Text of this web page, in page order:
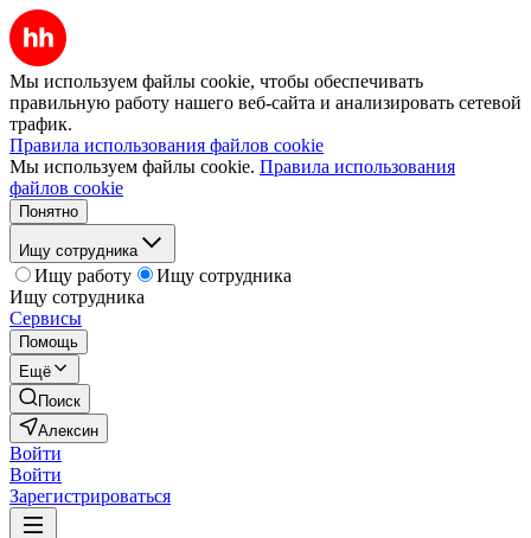
Мы используем файлы cookie, чтобы обеспечивать
правильную работу нашего веб-сайта и анализировать сетевой
трафик.
Правила использования файлов cookie
Мы используем файлы cookie. Правила использования
файлов cookie
Понятно
Ищу сотрудника
Ищу работу
Ищу сотрудника
Ищу сотрудника
Сервисы
Помощь
Ещё
Поиск
Алексин
Войти
Войти
Зарегистрироваться